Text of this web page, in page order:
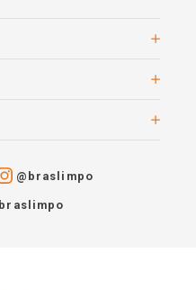
@braslimpo